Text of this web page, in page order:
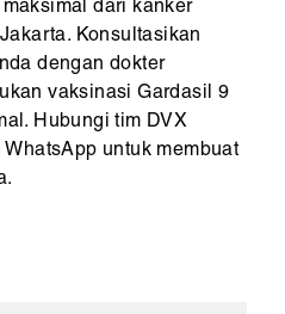
dari kanker
Konsultasikan
dengan dokter
vaksinasi Gardasil 9
Hubungi tim DVX
untuk membuat